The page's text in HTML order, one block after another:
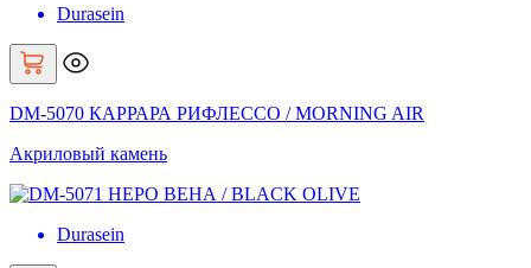
Durasein
DM-5070 КАРРАРА РИФЛЕССО / MORNING AIR
Акриловый камень
Durasein